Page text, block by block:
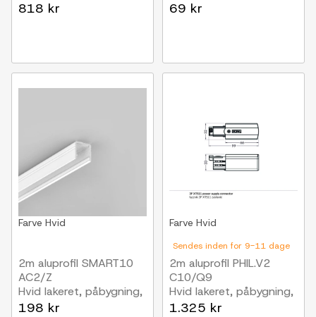
818 kr LED skinne
69 kr
Farve Hvid
2m aluprofil SMART10
AC2/Z
Hvid lakeret, påbygning,
LED skinne
198 kr
Sendes inden for 9-11 dage
Farve Hvid
2m aluprofil PHIL.V2
C10/Q9
Hvid lakeret, påbygning,
LED skinne
1.325 kr